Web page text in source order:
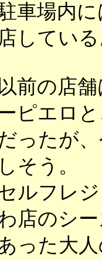
車場内
店してい
以前の店
ピエロ
ったが
しそう。
ルフレ
店のシ
った大